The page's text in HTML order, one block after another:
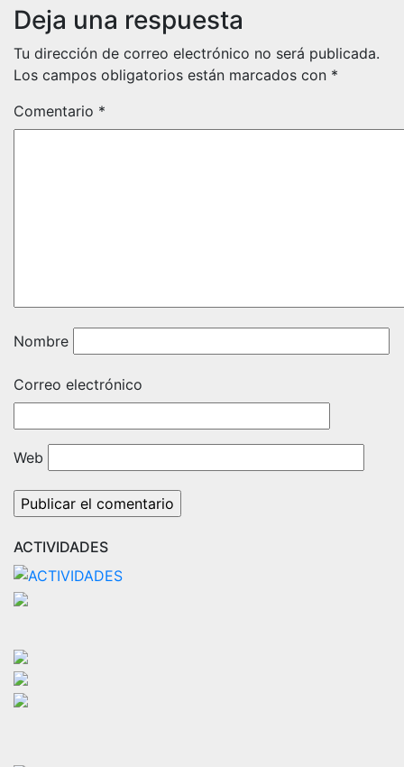
Deja una respuesta
Tu dirección de correo electrónico no será publicada.
Los campos obligatorios están marcados con *
Comentario *
Nombre
Correo electrónico
Web
ACTIVIDADES